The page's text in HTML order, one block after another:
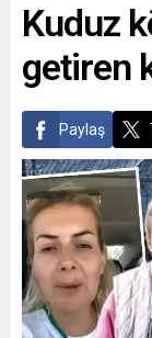
Kuduz
getiren
Paylaş